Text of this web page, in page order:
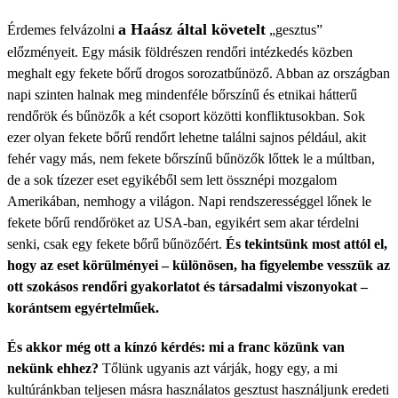
Érdemes felvázolni a Haász által követelt „gesztus”
előzményeit. Egy másik földrészen rendőri intézkedés közben
meghalt egy fekete bőrű drogos sorozatbűnöző. Abban az országban
napi szinten halnak meg mindenféle bőrszínű és etnikai hátterű
rendőrök és bűnözők a két csoport közötti konfliktusokban. Sok
ezer olyan fekete bőrű rendőrt lehetne találni sajnos például, akit
fehér vagy más, nem fekete bőrszínű bűnözők lőttek le a múltban,
de a sok tízezer eset egyikéből sem lett össznépi mozgalom
Amerikában, nemhogy a világon. Napi rendszerességgel lőnek le
fekete bőrű rendőröket az USA-ban, egyikért sem akar térdelni
senki, csak egy fekete bőrű bűnözőért. És tekintsünk most attól el,
hogy az eset körülményei – különösen, ha figyelembe vesszük az
ott szokásos rendőri gyakorlatot és társadalmi viszonyokat –
korántsem egyértelműek.
És akkor még ott a kínzó kérdés: mi a franc közünk van
nekünk ehhez? Tőlünk ugyanis azt várják, hogy egy, a mi
kultúránkban teljesen másra használatos gesztust használjunk eredeti